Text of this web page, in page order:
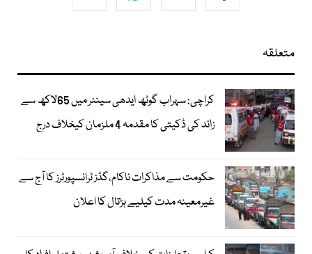
متعلقہ
کراچی: سہراب گوٹھ ایدھی سینٹر میں 65لاکھ سے
زائد کی ڈکیتی کا مقدمہ 4 ملزمان کیخلاف درج
حکومت سے مذاکرات ناکام،گڈز ٹرانسپورٹرز کا آج سے
غیرمعینہ مدت کیلیے ہڑتال کا اعلان